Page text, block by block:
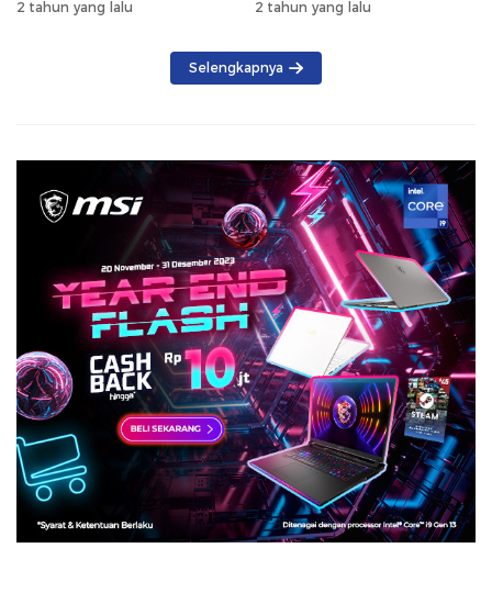
2 tahun yang lalu
Saijaan 2024
2 tahun yang lalu
Selengkapnya